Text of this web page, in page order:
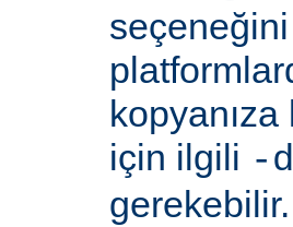
için ilgili -
gerekebilir.